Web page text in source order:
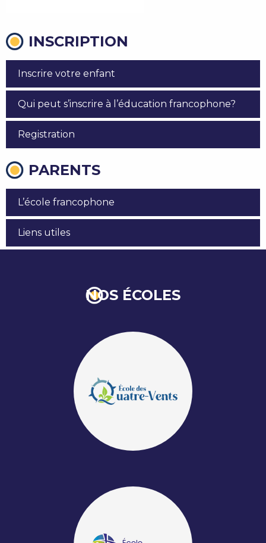
INSCRIPTION
Inscrire votre enfant
Qui peut s’inscrire à l’éducation francophone?
Registration
PARENTS
L’école francophone
Liens utiles
NOS ÉCOLES